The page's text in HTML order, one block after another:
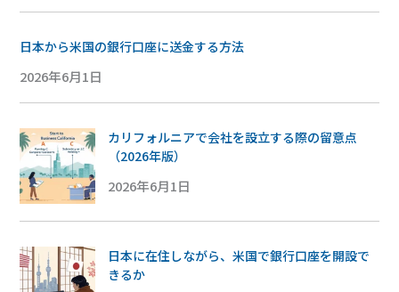
日本から米国の銀行口座に送金する方法
2026年6月1日
カリフォルニアで会社を設立する際の留意点
（2026年版）
2026年6月1日
日本に在住しながら、米国で銀行口座を開設で
きるか